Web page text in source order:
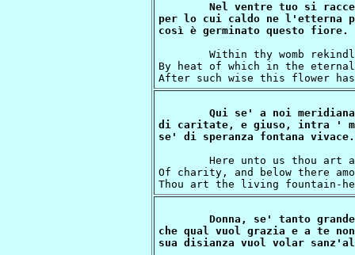
Nel ventre tuo si
per lo cui caldo ne l'etterna
By heat of which in the eternal
Qui se' a noi
di caritate, e giuso, intra '
Of charity, and below there
Donna, se' tanto
che qual vuol grazia e a te